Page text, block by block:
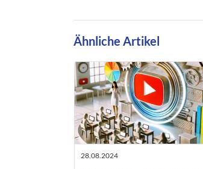
Ähnliche Artikel
28.08.2024